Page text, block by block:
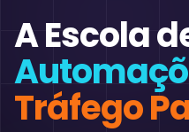
A Escola
Tráfego